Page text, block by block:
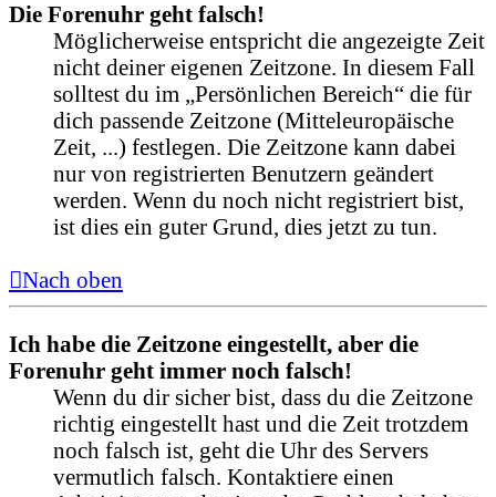
Die Forenuhr geht falsch!
Möglicherweise entspricht die angezeigte Zeit
nicht deiner eigenen Zeitzone. In diesem Fall
solltest du im „Persönlichen Bereich“ die für
dich passende Zeitzone (Mitteleuropäische
Zeit, ...) festlegen. Die Zeitzone kann dabei
nur von registrierten Benutzern geändert
werden. Wenn du noch nicht registriert bist,
ist dies ein guter Grund, dies jetzt zu tun.
Nach oben
Ich habe die Zeitzone eingestellt, aber die
Forenuhr geht immer noch falsch!
Wenn du dir sicher bist, dass du die Zeitzone
richtig eingestellt hast und die Zeit trotzdem
noch falsch ist, geht die Uhr des Servers
vermutlich falsch. Kontaktiere einen